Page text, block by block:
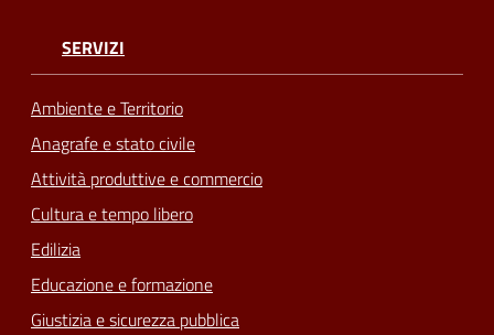
SERVIZI
Ambiente e Territorio
Anagrafe e stato civile
Attività produttive e commercio
Cultura e tempo libero
Edilizia
Educazione e formazione
Giustizia e sicurezza pubblica